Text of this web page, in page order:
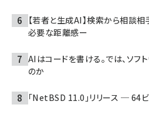
【若者と生成AI】検索から相談
必要な距離感ー
AIはコードを書ける。では、ソフ
のか
「NetBSD 11.0」リリース ─ 64